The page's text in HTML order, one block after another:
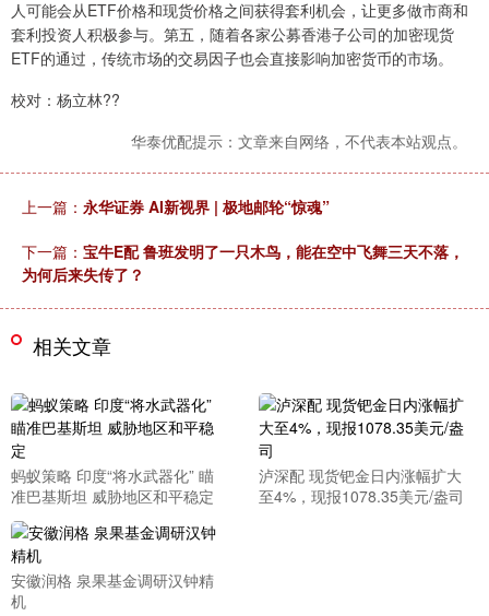
人可能会从ETF价格和现货价格之间获得套利机会，让更多做市商和
套利投资人积极参与。第五，随着各家公募香港子公司的加密现货
ETF的通过，传统市场的交易因子也会直接影响加密货币的市场。
校对：杨立林??
华泰优配提示：文章来自网络，不代表本站观点。
上一篇： 永华证券 AI新视界 | 极地邮轮“惊魂”
下一篇： 宝牛E配 鲁班发明了一只木鸟，能在空中飞舞三天不落，
为何后来失传了？
相关文章
蚂蚁策略 印度“将水武器化” 瞄
准巴基斯坦 威胁地区和平稳定
泸深配 现货钯金日内涨幅扩大
至4%，现报1078.35美元/盎司
安徽润格 泉果基金调研汉钟精
机